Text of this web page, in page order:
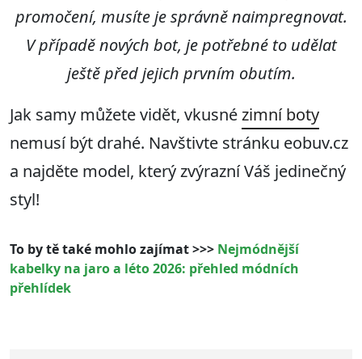
promočení, musíte je správně naimpregnovat.
V případě nových bot, je potřebné to udělat
ještě před jejich prvním obutím.
Jak samy můžete vidět, vkusnézimní boty
nemusí být drahé. Navštivte stránku eobuv.cz
a najděte model, který zvýrazní Váš jedinečný
styl!
To by tě také mohlo zajímat >>> Nejmódnější
kabelky na jaro a léto 2026: přehled módních
přehlídek